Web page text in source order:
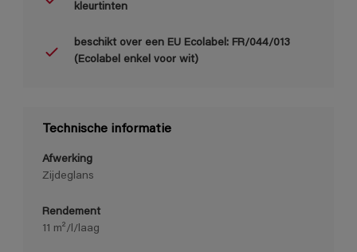
kleurtinten
beschikt over een EU Ecolabel: FR/044/013
(Ecolabel enkel voor wit)
Technische informatie
Afwerking
Zijdeglans
Rendement
11 m²/l/laag